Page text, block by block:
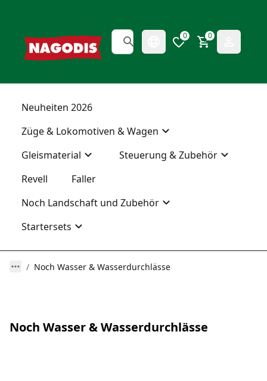
0 0
Neuheiten 2026
Züge & Lokomotiven & Wagen
Gleismaterial
Steuerung & Zubehör
Revell
Faller
Noch Landschaft und Zubehör
Startersets
Noch Wasser & Wasserdurchlässe
Noch Wasser & Wasserdurchlässe